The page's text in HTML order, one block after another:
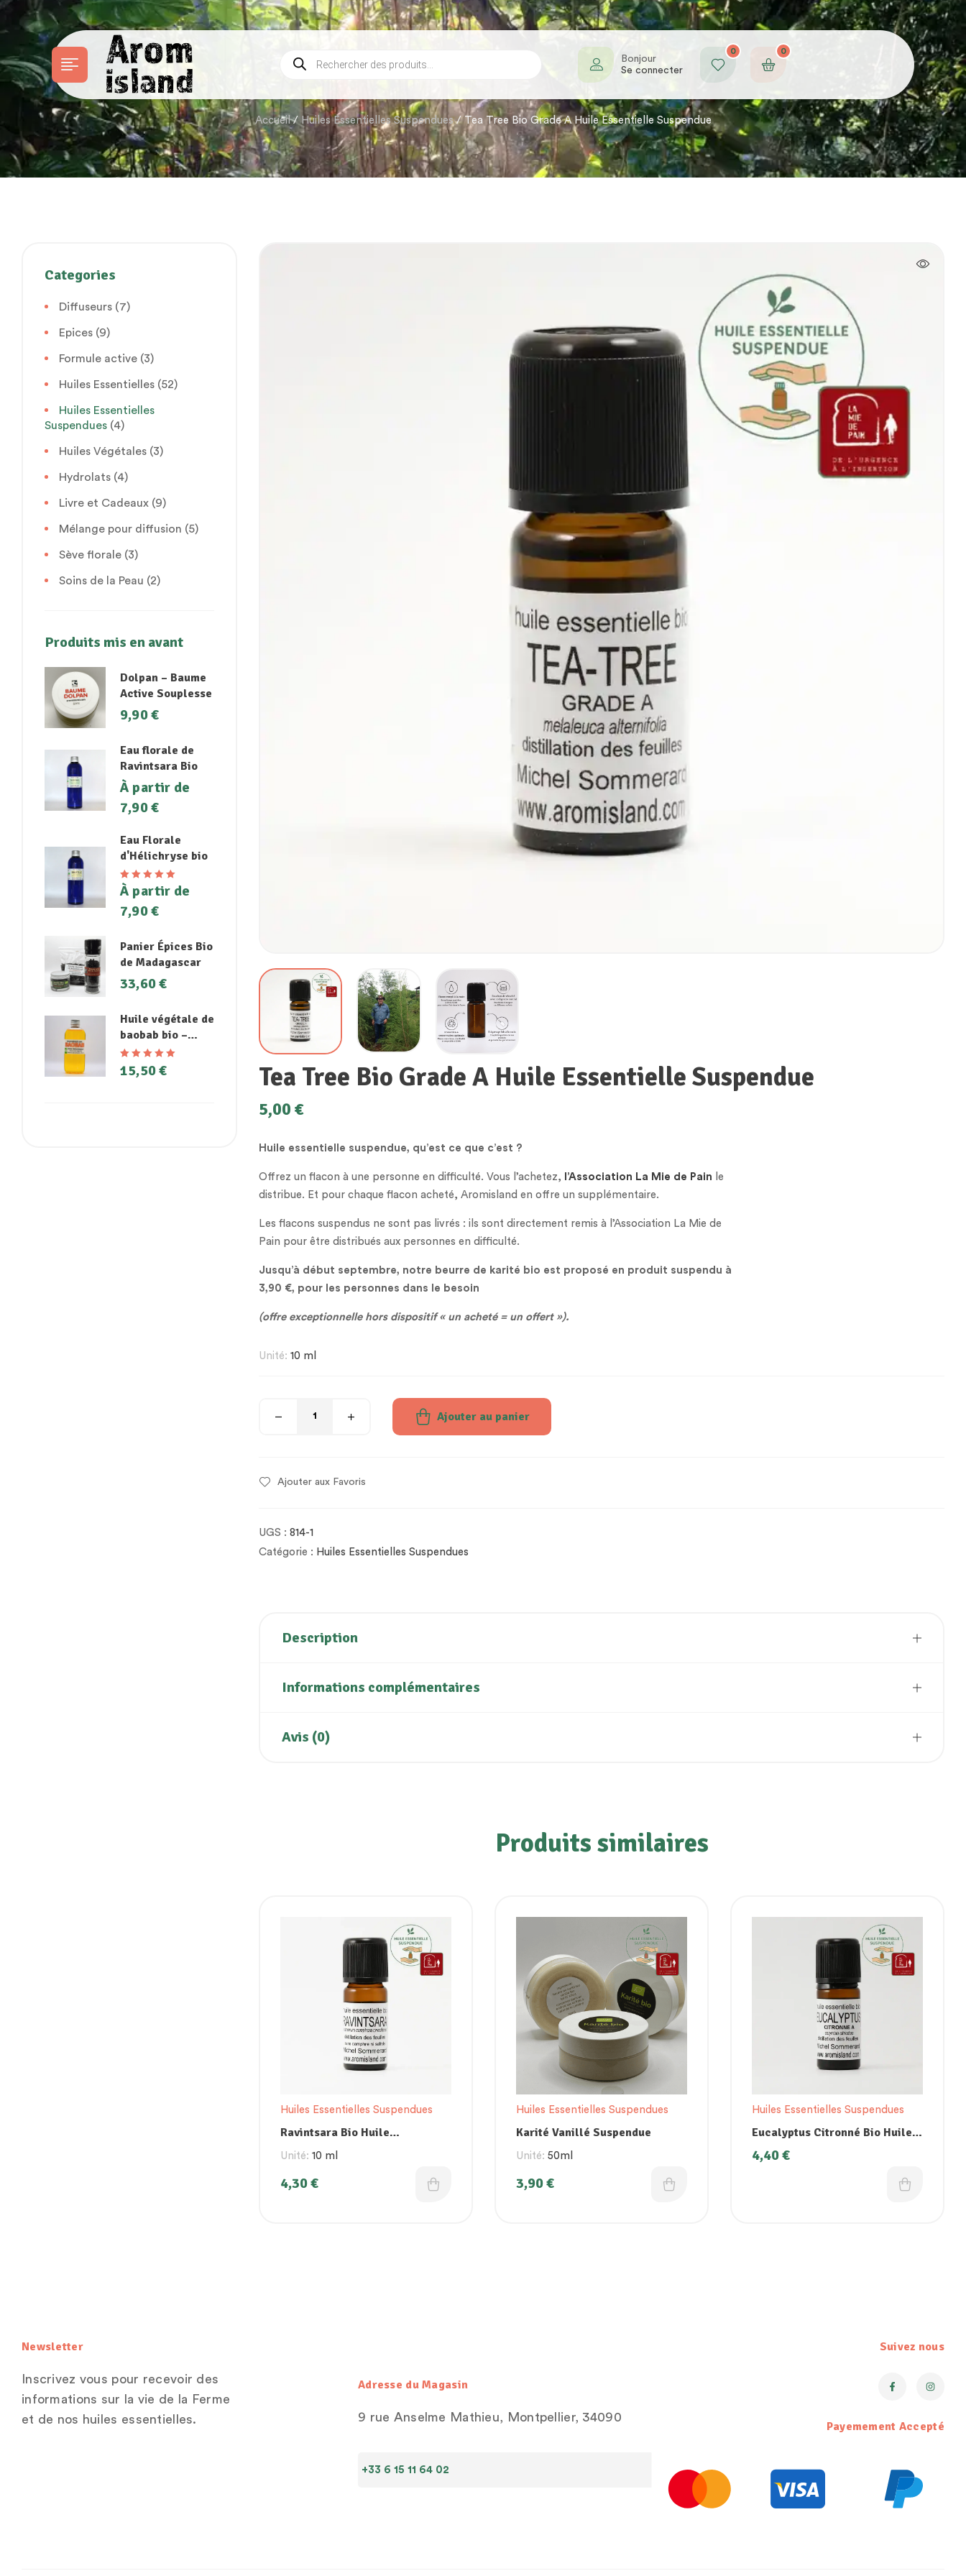
Bonjour
Se connecter
0 0
Accueil/Huiles Essentielles Suspendues/ Tea Tree Bio Grade A Huile Essentielle Suspendue
Tea Tree Bio Grade A Huile Essentielle Suspendue
5,00 €
Huile essentielle suspendue, qu’est ce que c’est ?
Offrez un flacon à une personne en difficulté. Vous l’achetez, l’Association La Mie de Pain le
distribue. Et pour chaque flacon acheté, Aromisland en offre un supplémentaire.
Les flacons suspendus ne sont pas livrés : ils sont directement remis à l’Association La Mie de
Pain pour être distribués aux personnes en difficulté.
Jusqu’à début septembre, notre beurre de karité bio est proposé en produit suspendu à
3,90 €, pour les personnes dans le besoin
(offre exceptionnelle hors dispositif« un acheté = un offert »).
Unité: 10 ml
Ajouter au panier
Ajouter aux Favoris
UGS : 814-1
Catégorie : Huiles Essentielles Suspendues
Description
Informations complémentaires
Avis (0)
Produits similaires
Huiles Essentielles Suspendues
Ravintsara Bio Huile
Essentielle Suspendue
Unité: 10 ml
4,30€
Huiles Essentielles Suspendues
Karité Vanillé Suspendue
Unité: 50ml
3,90€
Huiles Essentielles Suspendues
Eucalyptus Citronné Bio Huile
Essentielle Suspendue
4,40€
Categories
Diffuseurs (7)
Epices (9)
Formule active (3)
Huiles Essentielles (52)
Huiles Essentielles
Suspendues (4)
Huiles Végétales (3)
Hydrolats (4)
Livre et Cadeaux (9)
Mélange pour diffusion (5)
Sève florale (3)
Soins de la Peau (2)
Produits mis en avant
Dolpan – Baume
Active Souplesse
9,90€
Eau florale de
Ravintsara Bio
À partir de
7,90€
Eau Florale
d'Hélichryse bio
Note 5.00sur
À partir de
7,90€
Panier Épices Bio
de Madagascar
33,60€
Huile végétale de
baobab bio –
Peaux sèches,
coups de soleil
et cheveux
Note 5.00sur
15,50€
Newsletter
Inscrivez vous pour recevoir des
informations sur la vie de la Ferme
et de nos huiles essentielles.
Adresse du Magasin
9 rue Anselme Mathieu, Montpellier, 34090
+33 6 15 11 64 02
Suivez nous
Payemement Accepté